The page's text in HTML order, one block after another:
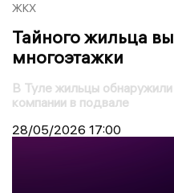
ЖКХ
Тайного жильца
многоэтажки
В Туле жильцы
компании в подвале
28/05/2026 17:00